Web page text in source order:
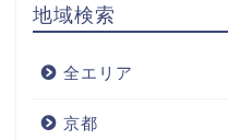
地域検索
全エリア
京都